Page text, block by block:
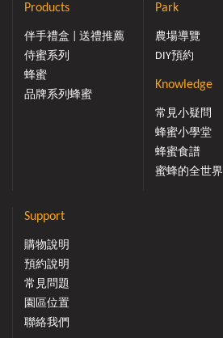
Products
伴手禮盒 | 送禮推薦
侍蜜系列
蜂蜜
品牌系列蜂蜜
Park
農場導覽
DIY預約
Knowledge
常見小疑問
蜂蜜小學堂
蜂蜜食譜
蜜蜂的全世界
Support
購物說明
預約說明
常見問題
園區位置
聯絡我們